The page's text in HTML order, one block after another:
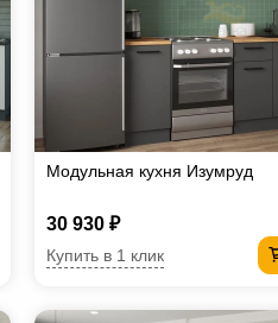
Модульная кухня Изумруд
30 930 ₽
Купить в 1 клик